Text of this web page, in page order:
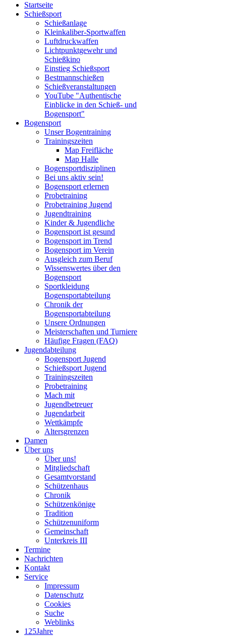
Startseite
Schießsport
Schießanlage
Kleinkaliber-Sportwaffen
Luftdruckwaffen
Lichtpunktgewehr und
Schießkino
Einstieg Schießsport
Bestmannschießen
Schießveranstaltungen
YouTube "Authentische
Einblicke in den Schieß- und
Bogensport"
Bogensport
Unser Bogentraining
Trainingszeiten
Map Freifläche
Map Halle
Bogensportdisziplinen
Bei uns aktiv sein!
Bogensport erlernen
Probetraining
Probetraining Jugend
Jugendtraining
Kinder & Jugendliche
Bogensport ist gesund
Bogensport im Trend
Bogensport im Verein
Ausgleich zum Beruf
Wissenswertes über den
Bogensport
Sportkleidung
Bogensportabteilung
Chronik der
Bogensportabteilung
Unsere Ordnungen
Meisterschaften und Turniere
Häufige Fragen (FAQ)
Jugendabteilung
Bogensport Jugend
Schießsport Jugend
Trainingszeiten
Probetraining
Mach mit
Jugendbetreuer
Jugendarbeit
Wettkämpfe
Altersgrenzen
Damen
Über uns
Über uns!
Mitgliedschaft
Gesamtvorstand
Schützenhaus
Chronik
Schützenkönige
Tradition
Schützenuniform
Gemeinschaft
Unterkreis III
Termine
Nachrichten
Kontakt
Service
Impressum
Datenschutz
Cookies
Suche
Weblinks
125Jahre